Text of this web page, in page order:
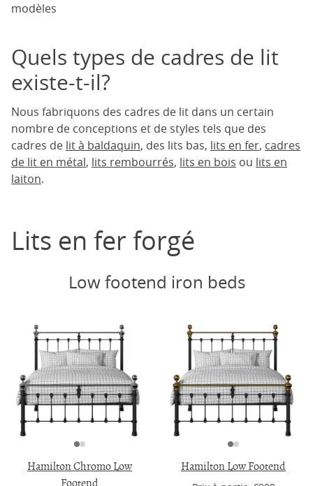
modèles
Quels types de cadres de lit
existe-t-il?
Nous fabriquons des cadres de lit dans un certain
nombre de conceptions et de styles tels que des
cadres de lit à baldaquin, des lits bas, lits en fer, cadres
de lit en métal, lits rembourrés, lits en bois ou lits en
laiton.
Lits en fer forgé
Low footend iron beds
Hamilton Chromo Low
Footend
Hamilton Low Footend